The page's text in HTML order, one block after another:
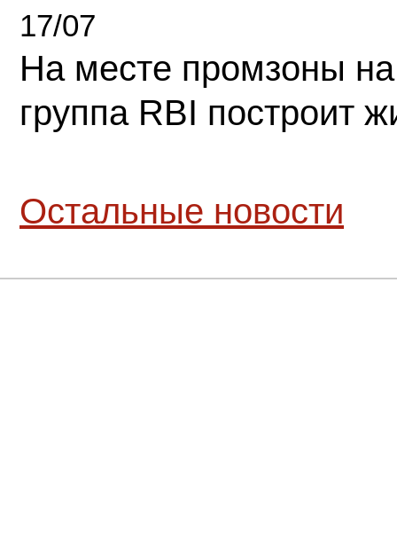
17/07
На месте промзоны
группа RBI построит
Остальные новости